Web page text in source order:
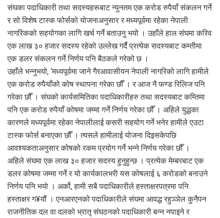
संघका पदाधिकारी तथा सदस्यहरूबाट न्युनतम एक करोड रुपैयाँ संकलन गर्ने
र सो विशेष टास्क फोर्सको योजनाअनुसार र मध्यपूर्वमा रहेका नेपाली
नागरिकको सहयोगका लागि खर्च गर्ने बताउनु भयो । उहाँले हाल संघमा करिव
एक लाख ३० हजार सदस्य रहेको उल्लेख गर्दै प्रत्येक सदस्यबाट कम्तीमा
एक डलर संकलन गर्ने निर्णय पनि बैठकले गरेको छ ।
उहाँले भन्नुभयो, ‘मध्यपूर्वमा जाने गैरआवासीयन नेपाली नागरिको लागि हामीले
एक करोड रुपैयाँको कोष स्थापना गरेका छौँ । र आज नै फण्ड रिलिज पनि
गरेका छौँ । संघको कार्यसमितिका पदाधिकारीहरु तथा सदस्यबाट कम्तिमा
पनि एक करोड रुपैयाँ कोषमा जम्मा गर्ने निर्णय गरेका छौँ । अहिले युद्धका
कारणले मध्यपूर्वमा रहेका नेपालीलाई कसरी सहयोग गर्ने भनेर हामीले एउटा
टास्क फोर्स बनाएका छौँ । त्यसले हामीलाई योजना दिइसकेपछि
आवश्यकताअनुसार कोषको रकम प्रयोग गर्ने भन्ने निर्णय गरेका छौँ ।
अहिले संघमा एक लाख ३० हजार सदस्य हुनुहुन्छ । प्रत्येक मेम्बरबाट एक
डलर कोषमा जम्मा गर्ने र यो कार्यकालभरी यस कोषलाई ६ करोडको बनाउने
निर्णय पनि भयो । अर्को, हामी सबै पदाधिकारीले हस्ताक्षरपत्रमा पनि
हस्ताक्षर ग¥यौं । एनआरएनको पदाधिकारीले संघमा आवद्ध रहुञ्ञेल कुनैपन
राजनीतिक दल वा दलको भ्रातृ संघठनको पदाधिकारी बन्न नपाइने र